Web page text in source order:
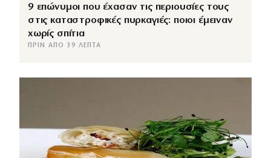
9 επώνυμοι που έχασαν τις περιουσίες τους
στις καταστροφικές πυρκαγιές: ποιοι έμειναν
χωρίς σπίτια
ΠΡΙΝ ΑΠΌ 39 ΛΕΠΤΆ